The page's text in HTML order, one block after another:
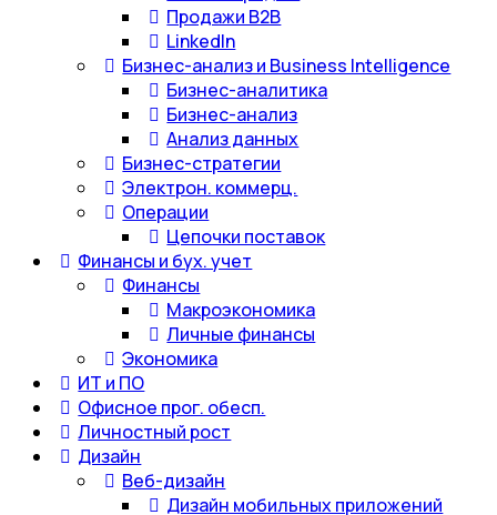
Продажи B2B
LinkedIn
Бизнес-анализ и Business Intelligence
Бизнес-аналитика
Бизнес-анализ
Анализ данных
Бизнес-стратегии
Электрон. коммерц.
Операции
Цепочки поставок
Финансы и бух. учет
Финансы
Макроэкономика
Личные финансы
Экономика
ИТ и ПО
Офисное прог. обесп.
Личностный рост
Дизайн
Веб-дизайн
Дизайн мобильных приложений